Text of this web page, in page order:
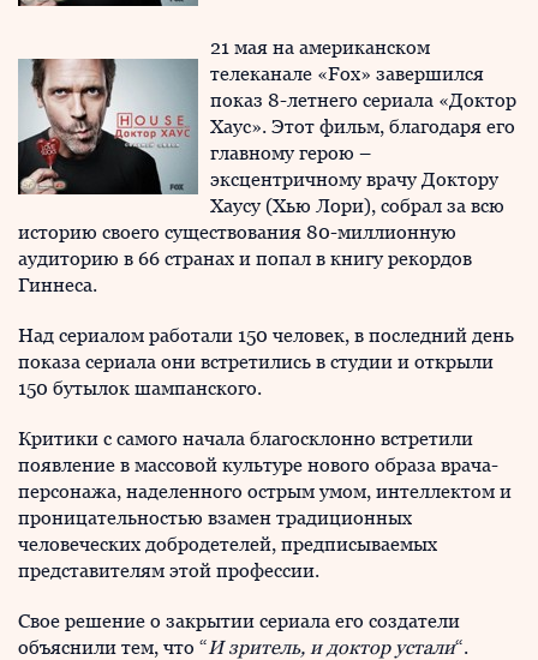
21 мая на американском
телеканале «Fox» завершился
показ 8-летнего сериала «Доктор
Хаус». Этот фильм, благодаря его
главному герою –
эксцентричному врачу Доктору
Хаусу (Хью Лори), собрал за всю
историю своего существования 80-миллионную
аудиторию в 66 странах и попал в книгу рекордов
Гиннеса.
Над сериалом работали 150 человек, в последний день
показа сериала они встретились в студии и открыли
150 бутылок шампанского.
Критики с самого начала благосклонно встретили
появление в массовой культуре нового образа врача-
персонажа, наделенного острым умом, интеллектом и
проницательностью взамен традиционных
человеческих добродетелей, предписываемых
представителям этой профессии.
Свое решение о закрытии сериала его создатели
объяснили тем, что “И зритель, и доктор устали“.